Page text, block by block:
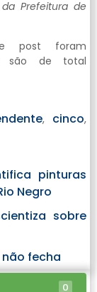
Prefeitura de
post foram
são de total
, cinco,
pinturas
Negro
sobre
fecha
0